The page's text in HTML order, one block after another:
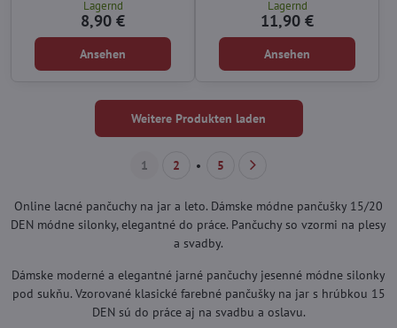
Lagernd
8,90 €
Ansehen
Lagernd
11,90 €
Ansehen
Weitere Produkten laden
1 2 5
Online lacné pančuchy na jar a leto. Dámske módne pančušky 15/20
DEN módne silonky, elegantné do práce. Pančuchy so vzormi na plesy
a svadby.
Dámske moderné a elegantné jarné pančuchy jesenné módne silonky
pod sukňu. Vzorované klasické farebné pančušky na jar s hrúbkou 15
DEN sú do práce aj na svadbu a oslavu.